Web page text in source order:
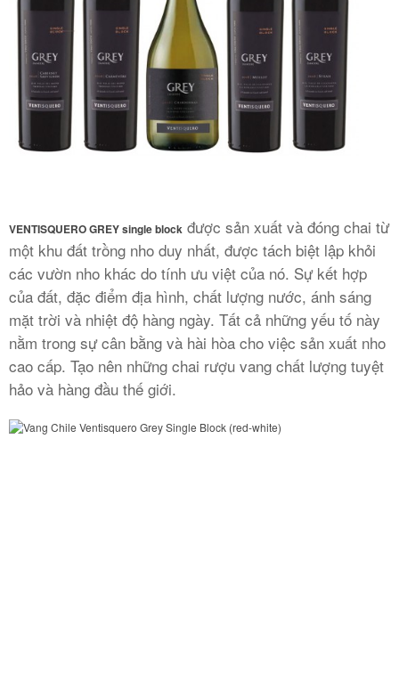
VENTISQUERO GREY single block được sản xuất và đóng chai từ
một khu đất trồng nho duy nhất, được tách biệt lập khỏi
các vườn nho khác do tính ưu việt của nó. Sự kết hợp
của đất, đặc điểm địa hình, chất lượng nước, ánh sáng
mặt trời và nhiệt độ hàng ngày. Tất cả những yếu tố này
nằm trong sự cân bằng và hài hòa cho việc sản xuất nho
cao cấp. Tạo nên những chai rượu vang chất lượng tuyệt
hảo và hàng đầu thế giới.